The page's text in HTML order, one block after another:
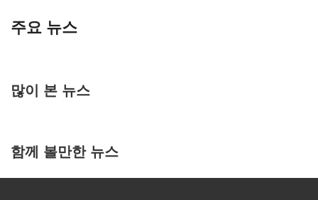
주요 뉴스
많이 본 뉴스
함께 볼만한 뉴스